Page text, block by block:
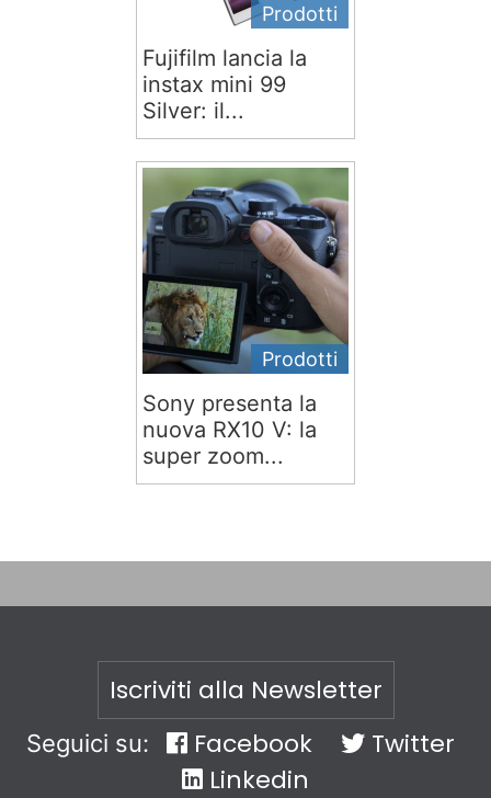
Prodotti
Fujifilm lancia la
instax mini 99
Silver: il...
Prodotti
Sony presenta la
nuova RX10 V: la
super zoom...
Iscriviti alla Newsletter
Seguici su: Facebook
Twitter
Linkedin